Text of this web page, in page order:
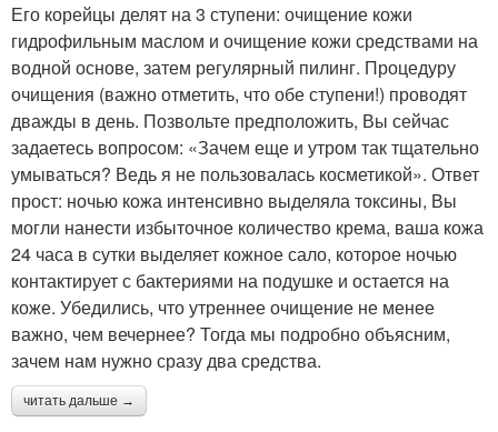
Его корейцы делят на 3 ступени: очищение кожи
гидрофильным маслом и очищение кожи средствами на
водной основе, затем регулярный пилинг. Процедуру
очищения (важно отметить, что обе ступени!) проводят
дважды в день. Позвольте предположить, Вы сейчас
задаетесь вопросом: «Зачем еще и утром так тщательно
умываться? Ведь я не пользовалась косметикой». Ответ
прост: ночью кожа интенсивно выделяла токсины, Вы
могли нанести избыточное количество крема, ваша кожа
24 часа в сутки выделяет кожное сало, которое ночью
контактирует с бактериями на подушке и остается на
коже. Убедились, что утреннее очищение не менее
важно, чем вечернее? Тогда мы подробно объясним,
зачем нам нужно сразу два средства.
читать дальше →